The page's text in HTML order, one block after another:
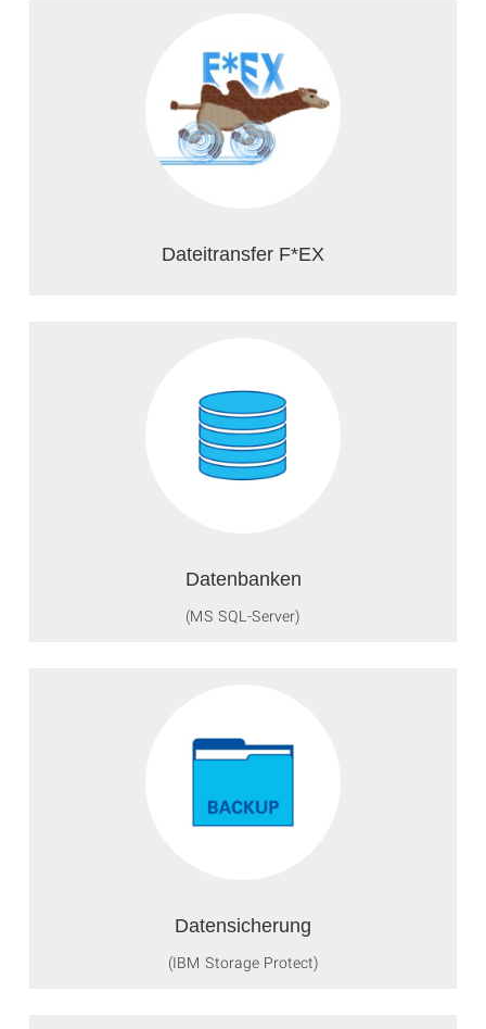
Dateitransfer F*EX
Datenbanken
(MS SQL-Server)
Datensicherung
(IBM Storage Protect)